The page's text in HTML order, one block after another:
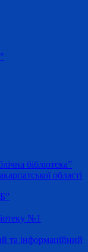
бібліотека”
області
№1
та інформаційний